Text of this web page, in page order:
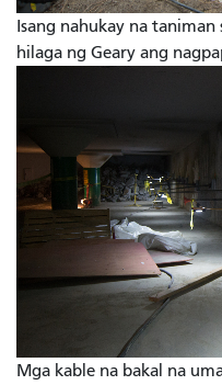
Isang nahukay na
hilaga ng Geary ang
Mga kable na bakal na